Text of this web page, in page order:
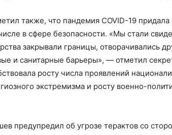
также, что пандемия COVID-19
в сфере безопасности. «Мы стали
закрывали границы, отворачивались
и санитарные барьеры», — отметил
росту числа проявлений
экстремизма и росту военно-
предупредил об угрозе терактов со